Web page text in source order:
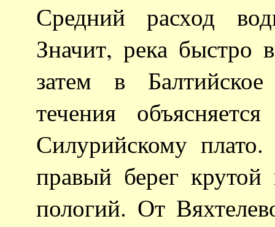
Средний расход
Значит, река быстро
затем в
течения
Силурийскому
правый берег
пологий. От